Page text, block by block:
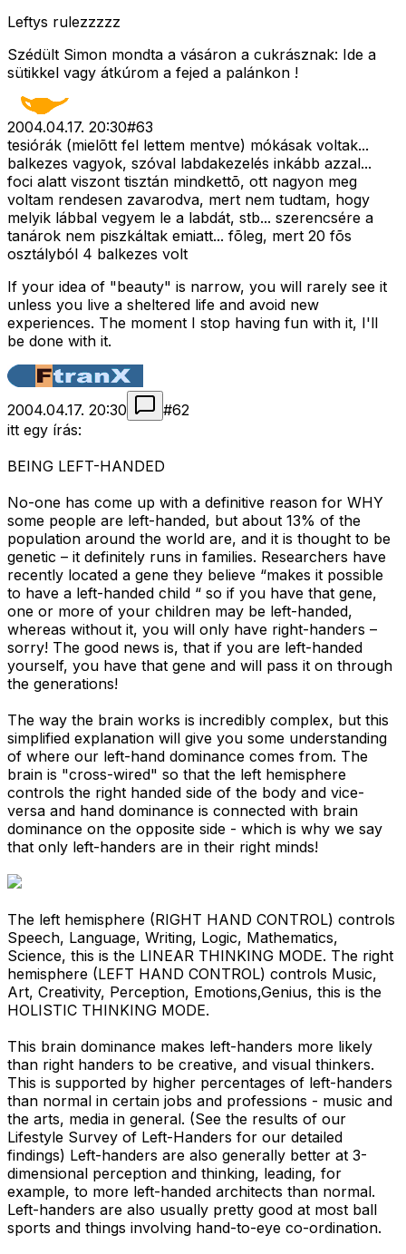
Leftys rulezzzzz
Szédült Simon mondta a vásáron a cukrásznak: Ide a
sütikkel vagy átkúrom a fejed a palánkon !
2004.04.17. 20:30#63
tesiórák (mielõtt fel lettem mentve) mókásak voltak...
balkezes vagyok, szóval labdakezelés inkább azzal...
foci alatt viszont tisztán mindkettõ, ott nagyon meg
voltam rendesen zavarodva, mert nem tudtam, hogy
melyik lábbal vegyem le a labdát, stb... szerencsére a
tanárok nem piszkáltak emiatt... fõleg, mert 20 fõs
osztályból 4 balkezes volt
If your idea of "beauty" is narrow, you will rarely see it
unless you live a sheltered life and avoid new
experiences. The moment I stop having fun with it, I'll
be done with it.
2004.04.17. 20:30 #62
itt egy írás:
BEING LEFT-HANDED
No-one has come up with a definitive reason for WHY
some people are left-handed, but about 13% of the
population around the world are, and it is thought to be
genetic – it definitely runs in families. Researchers have
recently located a gene they believe “makes it possible
to have a left-handed child “ so if you have that gene,
one or more of your children may be left-handed,
whereas without it, you will only have right-handers –
sorry! The good news is, that if you are left-handed
yourself, you have that gene and will pass it on through
the generations!
The way the brain works is incredibly complex, but this
simplified explanation will give you some understanding
of where our left-hand dominance comes from. The
brain is "cross-wired" so that the left hemisphere
controls the right handed side of the body and vice-
versa and hand dominance is connected with brain
dominance on the opposite side - which is why we say
that only left-handers are in their right minds!
The left hemisphere (RIGHT HAND CONTROL) controls
Speech, Language, Writing, Logic, Mathematics,
Science, this is the LINEAR THINKING MODE. The right
hemisphere (LEFT HAND CONTROL) controls Music,
Art, Creativity, Perception, Emotions,Genius, this is the
HOLISTIC THINKING MODE.
This brain dominance makes left-handers more likely
than right handers to be creative, and visual thinkers.
This is supported by higher percentages of left-handers
than normal in certain jobs and professions - music and
the arts, media in general. (See the results of our
Lifestyle Survey of Left-Handers for our detailed
findings) Left-handers are also generally better at 3-
dimensional perception and thinking, leading, for
example, to more left-handed architects than normal.
Left-handers are also usually pretty good at most ball
sports and things involving hand-to-eye co-ordination.